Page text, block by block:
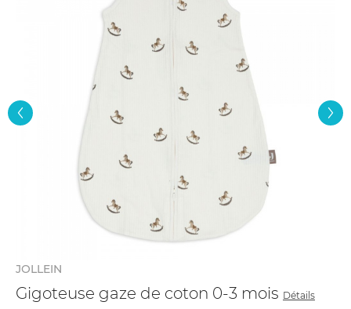
JOLLEIN
Gigoteuse gaze de coton 0-3 mois Détails